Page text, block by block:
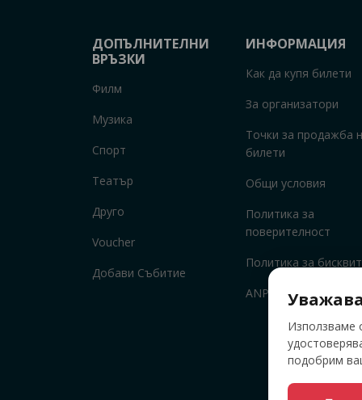
ДОПЪЛНИТЕЛНИ
ВРЪЗКИ
Филм
Музика
Спорт
Театър
Друго
Voucher
Добави Събитие
ИНФОРМАЦИЯ
Как да купя билети
За организатори
Точки за продажба
билети
Общи условия
Политика за
поверителност
Политика за
ANPC
Използваме
подобрим